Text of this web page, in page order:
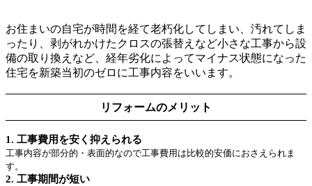
お住まいの自宅が時間を経て老朽化してしまい、汚れてしま
ったり、剥がれかけたクロスの張替えなど小さな工事から設
備の取り換えなど、経年劣化によってマイナス状態になった
住宅を新築当初のゼロに工事内容をいいます。
リフォームのメリット
1. 工事費用を安く抑えられる
工事内容が部分的・表面的なので工事費用は比較的安価におさえられま
す。
2. 工事期間が短い